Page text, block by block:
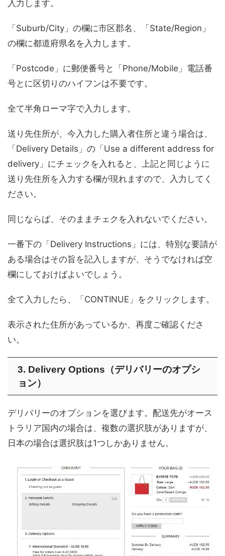
入力します。
「Suburb/City」の欄に市区郡名、「State/Region」
の欄に都道府県名を入力します。
「Postcode」に郵便番号と「Phone/Mobile」電話番
号とに区切りのハイフンは不要です。
全て半角ローマ字で入力します。
送り先住所が、今入力した購入者住所と違う場合は、
「Delivery Details」の「Use a different address for
delivery」にチェックを入れると、上記と同じように
送り先住所を入力する欄が現れますので、入力してく
ださい。
同じならば、そのままチェクを入れないでください。
一番下の「Delivery Instructions」には、特別な要請が
ある場合はその旨を記入しますが、そうでなければ空
欄にしておけばよいでしょう。
全て入力したら、「CONTINUE」をクリックします。
表示された住所があっているか、再度ご確認くださ
い。
3. Delivery Options（デリバリーのオプシ
ョン）
デリバリーのオプションを選びます。配送先がオース
トラリア国内の場合は、複数の選択肢がありますが、
日本の場合は選択肢は1つしかありません。